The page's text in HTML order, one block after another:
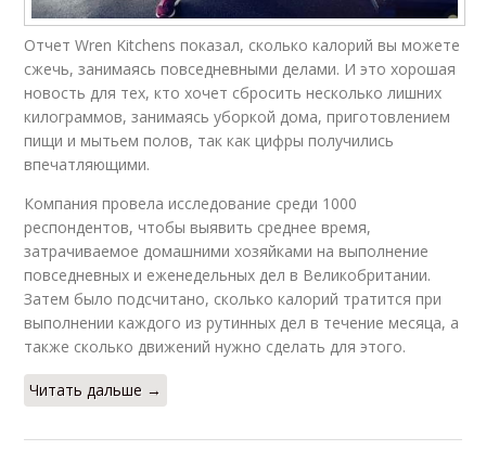
Отчет Wren Kitchens показал, сколько калорий вы можете
сжечь, занимаясь повседневными делами. И это хорошая
новость для тех, кто хочет сбросить несколько лишних
килограммов, занимаясь уборкой дома, приготовлением
пищи и мытьем полов, так как цифры получились
впечатляющими.
Компания провела исследование среди 1000
респондентов, чтобы выявить среднее время,
затрачиваемое домашними хозяйками на выполнение
повседневных и еженедельных дел в Великобритании.
Затем было подсчитано, сколько калорий тратится при
выполнении каждого из рутинных дел в течение месяца, а
также сколько движений нужно сделать для этого.
Читать дальше →